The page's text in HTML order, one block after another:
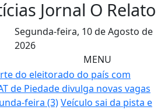
Jornal O Relato
Segunda-feira, 10 de Agosto de
2026
MENU
do eleitorado do país com
de Piedade divulga novas vagas
feira (3)Veículo sai da pista e